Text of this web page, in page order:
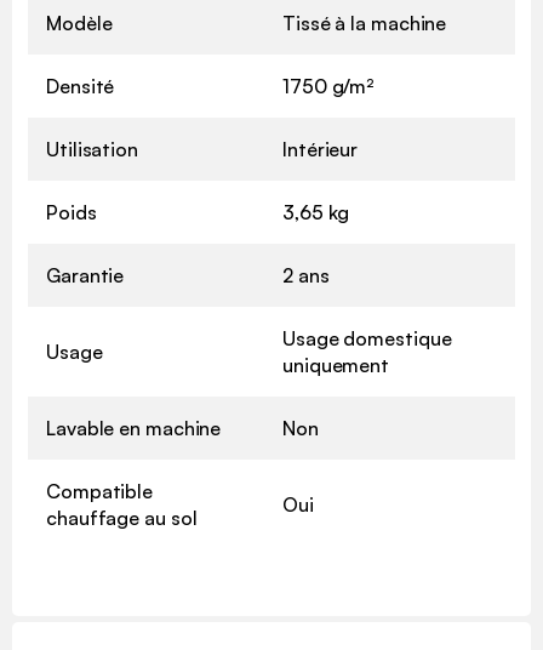
Modèle Tissé à la machine
Densité 1750 g/m²
Utilisation Intérieur
Poids 3,65 kg
Garantie 2 ans
Usage
Usage domestique
uniquement
Lavable en machine Non
Compatible
chauffage au sol
Oui